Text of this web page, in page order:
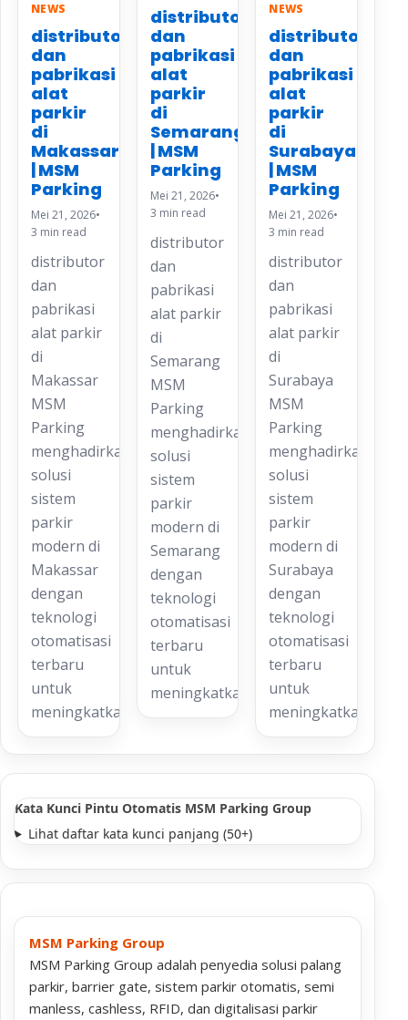
NEWS
distributor
dan
pabrikasi
alat
parkir
di
Makassar
| MSM
Parking
Mei 21, 2026•
3 min read
distributor
dan
pabrikasi
alat parkir
di
Makassar
MSM
Parking
menghadirkan
solusi
sistem
parkir
modern di
Makassar
dengan
teknologi
otomatisasi
terbaru
untuk
meningkatkan…
distributor
dan
pabrikasi
alat
parkir
di
Semarang
| MSM
Parking
Mei 21, 2026•
3 min read
distributor
dan
pabrikasi
alat parkir
di
Semarang
MSM
Parking
menghadirkan
solusi
sistem
parkir
modern di
Semarang
dengan
teknologi
otomatisasi
terbaru
untuk
meningkatkan…
NEWS
distributor
dan
pabrikasi
alat
parkir
di
Surabaya
| MSM
Parking
Mei 21, 2026•
3 min read
distributor
dan
pabrikasi
alat parkir
di
Surabaya
MSM
Parking
menghadirkan
solusi
sistem
parkir
modern di
Surabaya
dengan
teknologi
otomatisasi
terbaru
untuk
meningkatkan…
Kata Kunci Pintu Otomatis MSM Parking Group
Lihat daftar kata kunci panjang (50+)
MSM Parking Group
MSM Parking Group adalah penyedia solusi palang
parkir, barrier gate, sistem parkir otomatis, semi
manless, cashless, RFID, dan digitalisasi parkir